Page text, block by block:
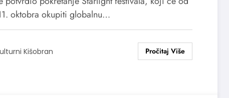
oktobra okupiti globalnu…
Kišobran